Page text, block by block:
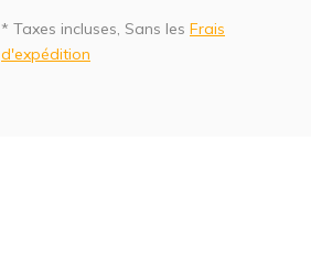
* Taxes incluses, Sans les Frais
d'expédition